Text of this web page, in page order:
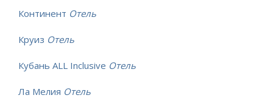
Континент Отель
Круиз Отель
Кубань ALL Inclusive Отель
Ла Мелия Отель